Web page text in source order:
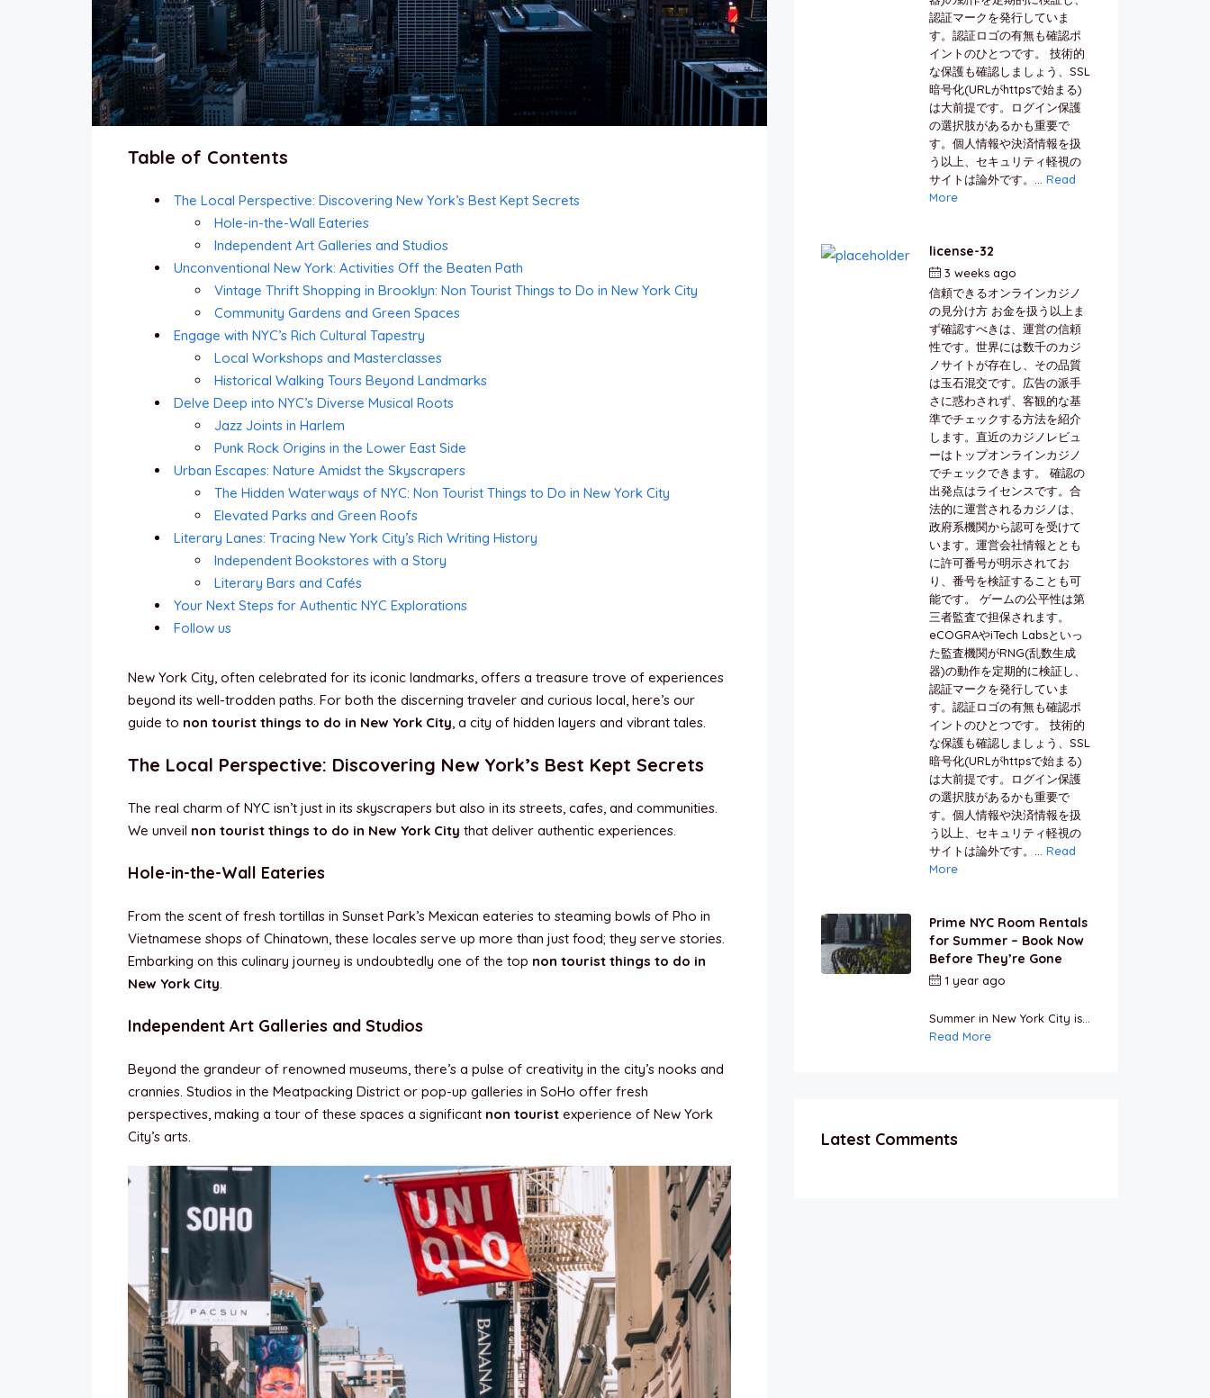
Table of Contents
The Local Perspective: Discovering New York’s Best Kept Secrets
Hole-in-the-Wall Eateries
Independent Art Galleries and Studios
Unconventional New York: Activities Off the Beaten Path
Vintage Thrift Shopping in Brooklyn: Non Tourist Things to Do in New York City
Community Gardens and Green Spaces
Engage with NYC’s Rich Cultural Tapestry
Local Workshops and Masterclasses
Historical Walking Tours Beyond Landmarks
Delve Deep into NYC’s Diverse Musical Roots
Jazz Joints in Harlem
Punk Rock Origins in the Lower East Side
Urban Escapes: Nature Amidst the Skyscrapers
The Hidden Waterways of NYC: Non Tourist Things to Do in New York City
Elevated Parks and Green Roofs
Literary Lanes: Tracing New York City’s Rich Writing History
Independent Bookstores with a Story
Literary Bars and Cafés
Your Next Steps for Authentic NYC Explorations
Follow us
New York City, often celebrated for its iconic landmarks, offers a treasure trove of experiences
beyond its well-trodden paths. For both the discerning traveler and curious local, here’s our
guide to non tourist things to do in New York City, a city of hidden layers and vibrant tales.
The Local Perspective: Discovering New York’s Best Kept Secrets
The real charm of NYC isn’t just in its skyscrapers but also in its streets, cafes, and communities.
We unveil non tourist things to do in New York City that deliver authentic experiences.
Hole-in-the-Wall Eateries
From the scent of fresh tortillas in Sunset Park’s Mexican eateries to steaming bowls of Pho in
Vietnamese shops of Chinatown, these locales serve up more than just food; they serve stories.
Embarking on this culinary journey is undoubtedly one of the top non tourist things to do in
New York City.
Independent Art Galleries and Studios
Beyond the grandeur of renowned museums, there’s a pulse of creativity in the city’s nooks and
crannies. Studios in the Meatpacking District or pop-up galleries in SoHo offer fresh
perspectives, making a tour of these spaces a significant non tourist experience of New York
City’s arts.
認証マークを発行していま
す。認証ロゴの有無も確認ポ
イントのひとつです。 技術的
な保護も確認しましょう、SSL
暗号化(URLがhttpsで始まる)
は大前提です。ログイン保護
の選択肢があるかも重要で
す。個人情報や決済情報を扱
う以上、セキュリティ軽視の
サイトは論外です。... Read
More
license-32
3 weeks ago
信頼できるオンラインカジノ
の見分け方 お金を扱う以上ま
ず確認すべきは、運営の信頼
性です。世界には数千のカジ
ノサイトが存在し、その品質
は玉石混交です。広告の派手
さに惑わされず、客観的な基
準でチェックする方法を紹介
します。直近のカジノレビュ
ーはトップオンラインカジノ
でチェックできます。 確認の
出発点はライセンスです。合
法的に運営されるカジノは、
政府系機関から認可を受けて
います。運営会社情報ととも
に許可番号が明示されてお
り、番号を検証することも可
能です。 ゲームの公平性は第
三者監査で担保されます。
eCOGRAやiTech Labsといっ
た監査機関がRNG(乱数生成
器)の動作を定期的に検証し、
認証マークを発行していま
す。認証ロゴの有無も確認ポ
イントのひとつです。 技術的
な保護も確認しましょう、SSL
暗号化(URLがhttpsで始まる)
は大前提です。ログイン保護
の選択肢があるかも重要で
す。個人情報や決済情報を扱
う以上、セキュリティ軽視の
サイトは論外です。... Read
More
Prime NYC Room Rentals
for Summer – Book Now
Before They’re Gone
1 year ago
Summer in New York City is...
Read More
Latest Comments